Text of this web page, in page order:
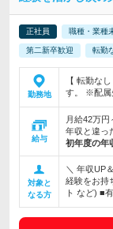
正社員 職種・業種
第二新卒歓迎 転勤
勤務地
【 転勤な
す。 ※配属
給与
月給42万
年収と違っ
初年度の年
対象と
なる方
＼ 年収UP
経験をお持
ト など) ■